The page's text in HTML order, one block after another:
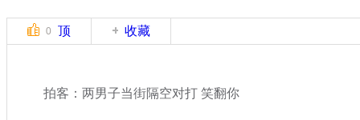
0 顶 收藏
拍客：两男子当街隔空对打 笑翻你